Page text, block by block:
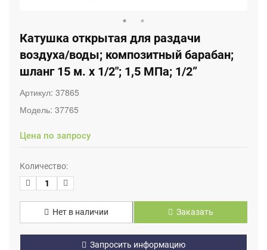
Катушка открытая для раздачи
воздуха/воды; композитный барабан;
шланг 15 м. х 1/2"; 1,5 МПа; 1/2”
Артикул: 37865
Модель: 37765
Цена по запросу
Количество:
Нет в наличии Заказать
Запросить информацию